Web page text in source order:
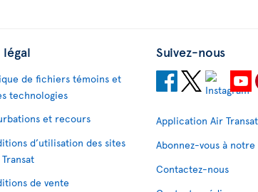
légal
de fichiers témoins et
technologies
et recours
d’utilisation des sites
de vente
Suivez-nous
Application Air Transat
Abonnez-vous à
Contactez-nous